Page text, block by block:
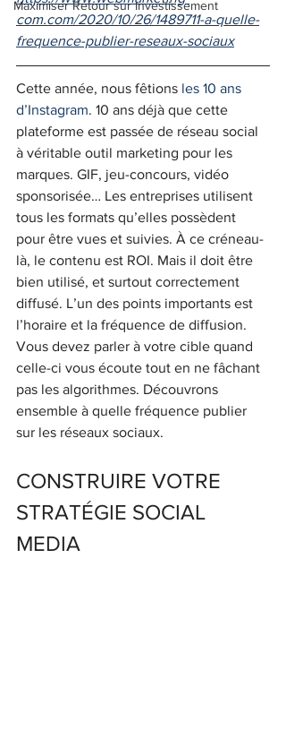
Maximiser Retour sur Investissement
com.com/2020/10/26/1489711-a-quelle-
frequence-publier-reseaux-sociaux
Cette année, nous fêtions les 10 ans
d’Instagram. 10 ans déjà que cette
plateforme est passée de réseau social
à véritable outil marketing pour les
marques. GIF, jeu-concours, vidéo
sponsorisée… Les entreprises utilisent
tous les formats qu’elles possèdent
pour être vues et suivies. À ce créneau-
là, le contenu est ROI. Mais il doit être
bien utilisé, et surtout correctement
diffusé. L’un des points importants est
l’horaire et la fréquence de diffusion.
Vous devez parler à votre cible quand
celle-ci vous écoute tout en ne fâchant
pas les algorithmes. Découvrons
ensemble à quelle fréquence publier
sur les réseaux sociaux.
CONSTRUIRE VOTRE
STRATÉGIE SOCIAL
MEDIA